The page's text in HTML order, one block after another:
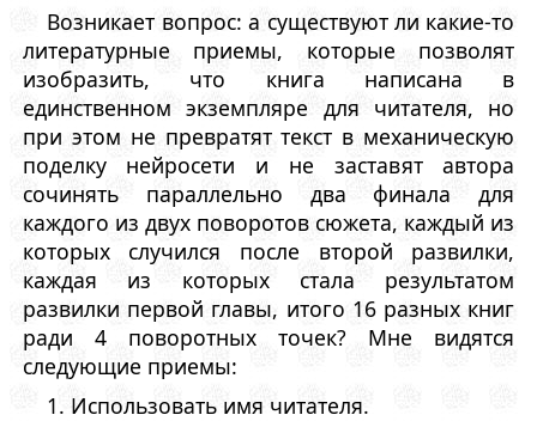
Возникает вопрос: а существуют ли какие-то
литературные приемы, которые позволят
изобразить, что книга написана в
единственном экземпляре для читателя, но
при этом не превратят текст в механическую
поделку нейросети и не заставят автора
сочинять параллельно два финала для
каждого из двух поворотов сюжета, каждый из
которых случился после второй развилки,
каждая из которых стала результатом
развилки первой главы, итого 16 разных книг
ради 4 поворотных точек? Мне видятся
следующие приемы:
1. Использовать имя читателя.